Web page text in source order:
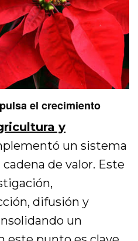
el crecimiento
y
un sistema
de valor. Este
difusión y
un